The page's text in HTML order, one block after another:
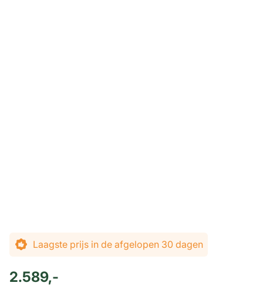
De prijs is afhankelijk van de gekozen opties
Laagste prijs in de afgelopen 30 dagen
2.589,-